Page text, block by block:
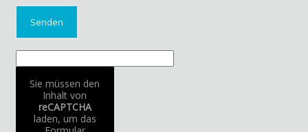
Sie müssen den
Inhalt von
reCAPTCHA
laden, um das